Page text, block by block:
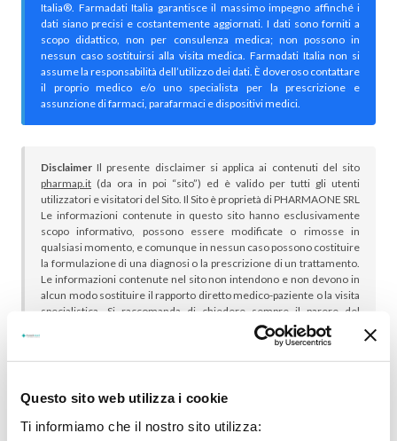
Questo sito web utilizza i cookie
Ti informiamo che il nostro sito utilizza:
Italia®. Farmadati Italia garantisce il massimo impegno affinché i
dati siano precisi e costantemente aggiornati. I dati sono forniti a
scopo didattico, non per consulenza medica; non possono in
nessun caso sostituirsi alla visita medica. Farmadati Italia non si
assume la responsabilità dell’utilizzo dei dati. È doveroso contattare
il proprio medico e/o uno specialista per la prescrizione e
assunzione di farmaci, parafarmaci e dispositivi medici.
Disclaimer Il presente disclaimer si applica ai contenuti del sito
pharmap.it (da ora in poi “sito”) ed è valido per tutti gli utenti
utilizzatori e visitatori del Sito. Il Sito è proprietà di PHARMAONE SRL
Le informazioni contenute in questo sito hanno esclusivamente
scopo informativo, possono essere modificate o rimosse in
qualsiasi momento, e comunque in nessun caso possono costituire
la formulazione di una diagnosi o la prescrizione di un trattamento.
Le informazioni contenute nel sito non intendono e non devono in
alcun modo sostituire il rapporto diretto medico-paziente o la visita
specialistica. Si raccomanda di chiedere sempre il parere del
proprio medico curante e/o di specialisti riguardo qualsiasi
indicazione riportata. Se si hanno dubbi o quesiti sull’uso di un
medicinale è necessario consultare il proprio medico.